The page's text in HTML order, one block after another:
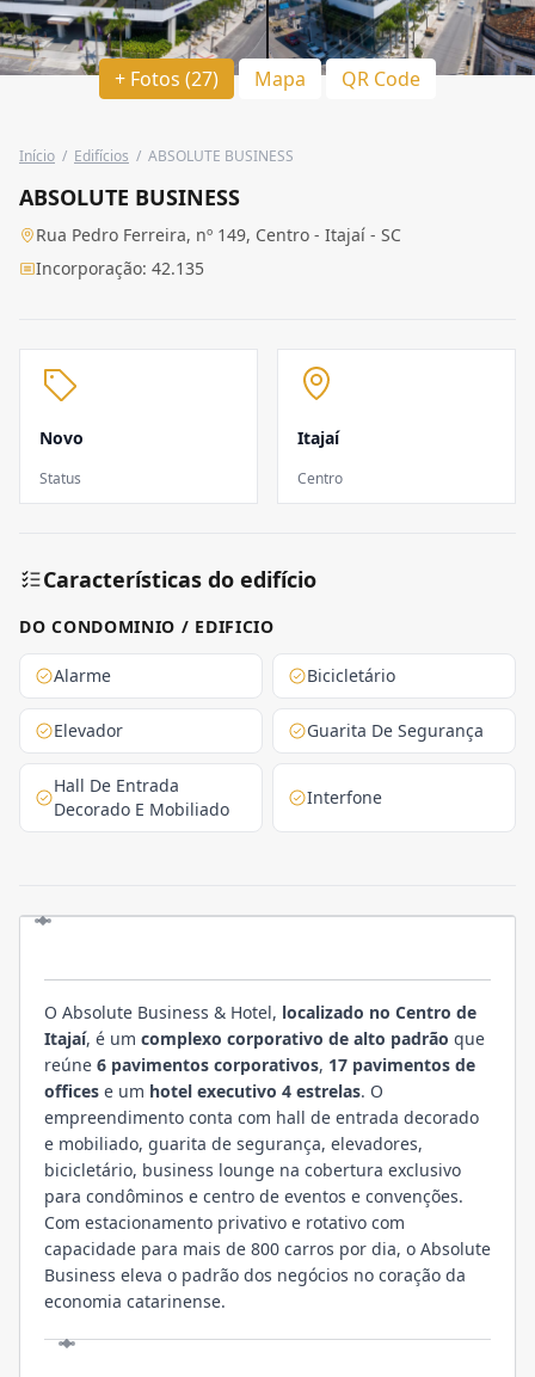
+ Fotos (27) Mapa QR Code
Início / Edifícios / ABSOLUTE BUSINESS
ABSOLUTE BUSINESS
Rua Pedro Ferreira, nº 149, Centro - Itajaí - SC
Incorporação: 42.135
Novo
Status
Itajaí
Centro
Características do edifício
DO CONDOMINIO / EDIFICIO
Alarme Bicicletário
Elevador Guarita De Segurança
Hall De Entrada
Decorado E Mobiliado
Interfone
O Absolute Business & Hotel, localizado no Centro de
Itajaí, é um complexo corporativo de alto padrão que
reúne 6 pavimentos corporativos, 17 pavimentos de
offices e um hotel executivo 4 estrelas. O
empreendimento conta com hall de entrada decorado
e mobiliado, guarita de segurança, elevadores,
bicicletário, business lounge na cobertura exclusivo
para condôminos e centro de eventos e convenções.
Com estacionamento privativo e rotativo com
capacidade para mais de 800 carros por dia, o Absolute
Business eleva o padrão dos negócios no coração da
economia catarinense.